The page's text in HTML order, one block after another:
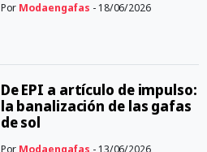
Por Modaengafas - 18/06/2026
De EPI a artículo de impulso:
la banalización de las gafas
de sol